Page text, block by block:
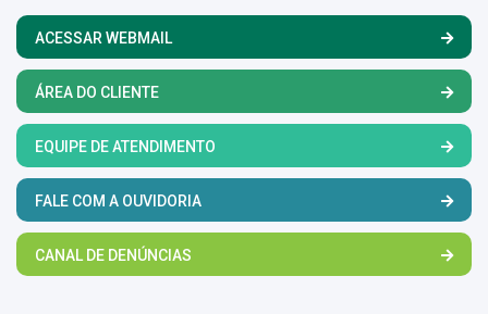
ACESSAR WEBMAIL
ÁREA DO CLIENTE
EQUIPE DE ATENDIMENTO
FALE COM A OUVIDORIA
CANAL DE DENÚNCIAS